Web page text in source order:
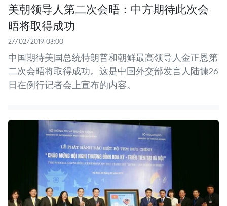
美朝领导人第二次会晤：中方期待此次会
晤将取得成功
27/02/2019 03:00
中国期待美国总统特朗普和朝鲜最高领导人金正恩第
二次会晤将取得成功。这是中国外交部发言人陆慷26
日在例行记者会上宣布的内容。